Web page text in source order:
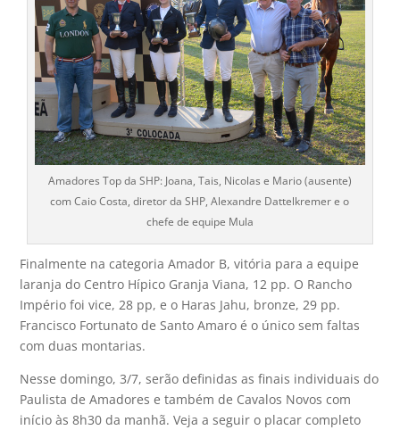
Amadores Top da SHP: Joana, Tais, Nicolas e Mario (ausente)
com Caio Costa, diretor da SHP, Alexandre Dattelkremer e o
chefe de equipe Mula
Finalmente na categoria Amador B, vitória para a equipe
laranja do Centro Hípico Granja Viana, 12 pp. O Rancho
Império foi vice, 28 pp, e o Haras Jahu, bronze, 29 pp.
Francisco Fortunato de Santo Amaro é o único sem faltas
com duas montarias.
Nesse domingo, 3/7, serão definidas as finais individuais do
Paulista de Amadores e também de Cavalos Novos com
início às 8h30 da manhã. Veja a seguir o placar completo